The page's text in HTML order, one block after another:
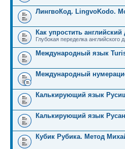
ЛингвоКод. LingvoKodo.
Как упростить
Глубокая переделка английского
Международный язык
Международный
Калькирующий язык
Калькирующий язык
Кубик Рубика. Метод